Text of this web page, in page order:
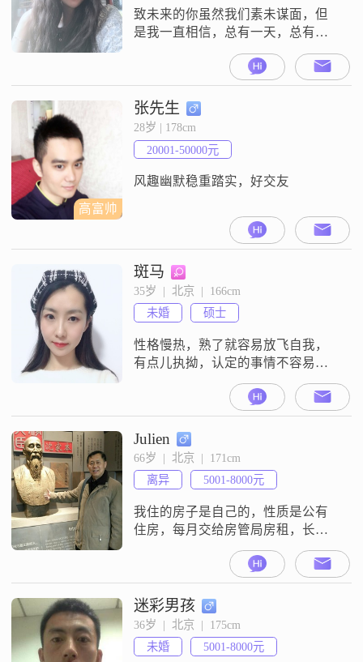
美好时光。我喜欢烹饪、读书。烹
饪让我感受到事物的意
致未来的你虽然我们素未谋面，但
是我一直相信，总有一天，总有一
他会愿意与我一起共担风雨，共享
繁华人生。我期待着，我努力让自
己成为更好的自己，只为在对的时
间对的地点遇见那个对的你。你是
吗？你怎么还不来？你若不来，我
不敢老去……有思想，有活力，有
厨艺，爱生活，爱笑的我等着你来
高富帅
张先生
28岁 | 178cm
20001-50000元
风趣幽默稳重踏实，好交友
斑马
35岁  |  北京  |  166cm
未婚
硕士
性格慢热，熟了就容易放飞自我，
有点儿执拗，认定的事情不容易改
变。吃不胖体质，但是也注重运
动，爱瑜伽，瑜伽五年多，从喜欢
变为习惯，曾兼职做过瑜伽老师。
工作相对稳定，不加班，京户京牌
儿。
Julien
66岁  |  北京  |  171cm
离异
5001-8000元
我住的房子是自己的，性质是公有
住房，每月交给房管局房租，长期
属于我的，单位分配的。在朝阳
区，四环以内，60平次内，两居。
解译下。其它地方还有，在出租。
1978年参加工作，在工厂当过技术
工人，车间主任，与日本技术和设
备打过交道，各种机床都开过修过
研究过，24岁在大型国企当车间大
迷彩男孩
36岁  |  北京  |  175cm
未婚
5001-8000元